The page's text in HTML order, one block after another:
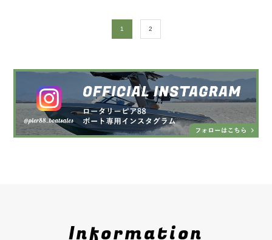
1 2
Information